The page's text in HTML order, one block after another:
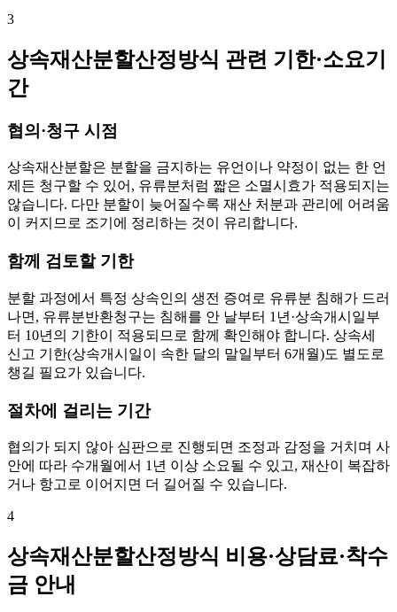
3
상속재산분할산정방식 관련 기한·소요기
간
협의·청구 시점
상속재산분할은 분할을 금지하는 유언이나 약정이 없는 한 언
제든 청구할 수 있어, 유류분처럼 짧은 소멸시효가 적용되지는
않습니다. 다만 분할이 늦어질수록 재산 처분과 관리에 어려움
이 커지므로 조기에 정리하는 것이 유리합니다.
함께 검토할 기한
분할 과정에서 특정 상속인의 생전 증여로 유류분 침해가 드러
나면, 유류분반환청구는 침해를 안 날부터 1년·상속개시일부
터 10년의 기한이 적용되므로 함께 확인해야 합니다. 상속세
신고 기한(상속개시일이 속한 달의 말일부터 6개월)도 별도로
챙길 필요가 있습니다.
절차에 걸리는 기간
협의가 되지 않아 심판으로 진행되면 조정과 감정을 거치며 사
안에 따라 수개월에서 1년 이상 소요될 수 있고, 재산이 복잡하
거나 항고로 이어지면 더 길어질 수 있습니다.
4
상속재산분할산정방식 비용·상담료·착수
금 안내